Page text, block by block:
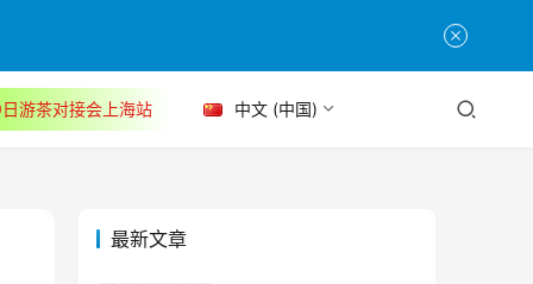
游茶对接会上海站 中文 (中国)
最新文章